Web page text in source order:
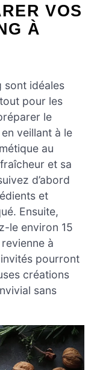
VOS
À
sont idéales
pour les
le
en veillant à le
au
et sa
d’abord
et
Ensuite,
le environ 15
à
pourront
créations
sans